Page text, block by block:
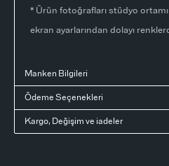
* Ürün fotoğrafları stüdyo
ekran ayarlarından dolayı
Manken Bilgileri
Ödeme Seçenekleri
Kargo, Değişim ve iadeler